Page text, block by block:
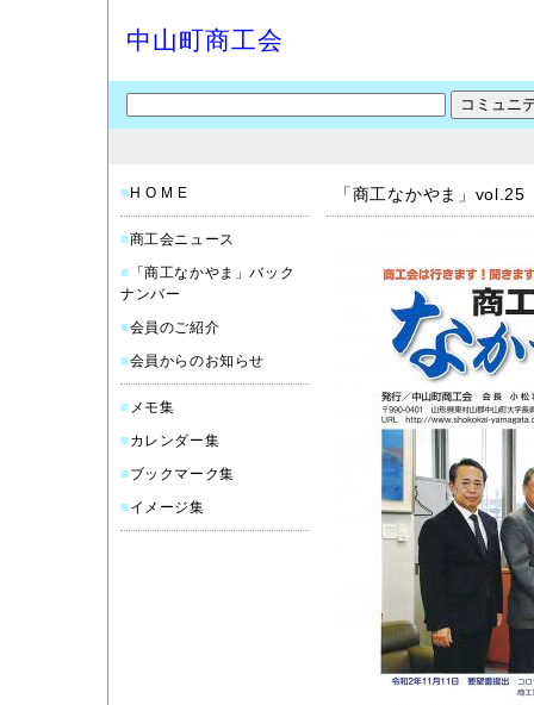
中山町商工会
■ H O M E
■商工会ニュース
■ 「商工なかやま」バック
ナンバー
■会員のご紹介
■会員からのお知らせ
■ メモ集
■カレンダー集
■ブックマーク集
■イメージ集
「商工なかやま」vol.25